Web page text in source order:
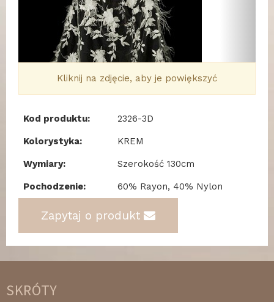
Kliknij na zdjęcie, aby je powiększyć
Kod produktu: 2326-3D
Kolorystyka: KREM
Wymiary: Szerokość 130cm
Pochodzenie: 60% Rayon, 40% Nylon
Zapytaj o produkt
SKRÓTY